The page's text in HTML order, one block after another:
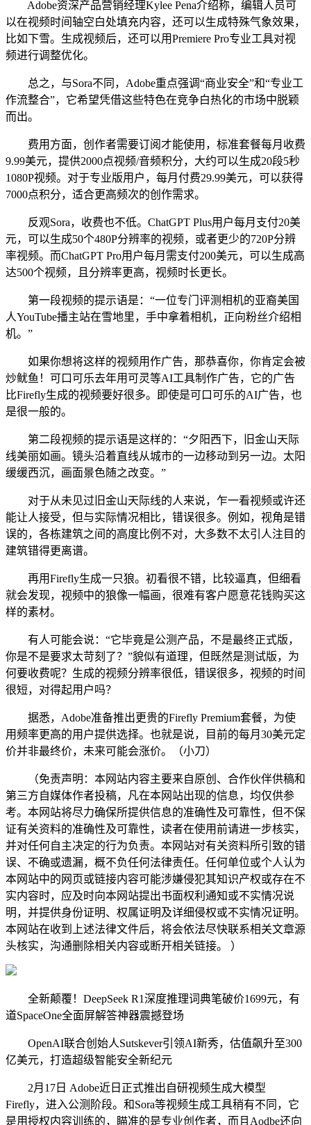
Adobe资深产品营销经理Kylee Pena介绍称，编辑人员可
以在视频时间轴空白处填充内容，还可以生成特殊气象效果，
比如下雪。生成视频后，还可以用Premiere Pro专业工具对视
频进行调整优化。
总之，与Sora不同，Adobe重点强调“商业安全”和“专业工
作流整合”，它希望凭借这些特色在竞争白热化的市场中脱颖
而出。
费用方面，创作者需要订阅才能使用，标准套餐每月收费
9.99美元，提供2000点视频/音频积分，大约可以生成20段5秒
1080P视频。对于专业版用户，每月付费29.99美元，可以获得
7000点积分，适合更高频次的创作需求。
反观Sora，收费也不低。ChatGPT Plus用户每月支付20美
元，可以生成50个480P分辨率的视频，或者更少的720P分辨
率视频。而ChatGPT Pro用户每月需支付200美元，可以生成高
达500个视频，且分辨率更高，视频时长更长。
第一段视频的提示语是：“一位专门评测相机的亚裔美国
人YouTube播主站在雪地里，手中拿着相机，正向粉丝介绍相
机。”
如果你想将这样的视频用作广告，那恭喜你，你肯定会被
炒鱿鱼！可口可乐去年用可灵等AI工具制作广告，它的广告
比Firefly生成的视频要好很多。即使是可口可乐的AI广告，也
是很一般的。
第二段视频的提示语是这样的：“夕阳西下，旧金山天际
线美丽如画。镜头沿着直线从城市的一边移动到另一边。太阳
缓缓西沉，画面景色随之改变。”
对于从未见过旧金山天际线的人来说，乍一看视频或许还
能让人接受，但与实际情况相比，错误很多。例如，视角是错
误的，各栋建筑之间的高度比例不对，大多数不太引人注目的
建筑错得更离谱。
再用Firefly生成一只狼。初看很不错，比较逼真，但细看
就会发现，视频中的狼像一幅画，很难有客户愿意花钱购买这
样的素材。
有人可能会说：“它毕竟是公测产品，不是最终正式版，
你是不是要求太苛刻了？”貌似有道理，但既然是测试版，为
何要收费呢？生成的视频分辨率很低，错误很多，视频的时间
很短，对得起用户吗？
据悉，Adobe准备推出更贵的Firefly Premium套餐，为使
用频率更高的用户提供选择。也就是说，目前的每月30美元定
价并非最终价，未来可能会涨价。（小刀）
（免责声明：本网站内容主要来自原创、合作伙伴供稿和
第三方自媒体作者投稿，凡在本网站出现的信息，均仅供参
考。本网站将尽力确保所提供信息的准确性及可靠性，但不保
证有关资料的准确性及可靠性，读者在使用前请进一步核实，
并对任何自主决定的行为负责。本网站对有关资料所引致的错
误、不确或遗漏，概不负任何法律责任。任何单位或个人认为
本网站中的网页或链接内容可能涉嫌侵犯其知识产权或存在不
实内容时，应及时向本网站提出书面权利通知或不实情况说
明，并提供身份证明、权属证明及详细侵权或不实情况证明。
本网站在收到上述法律文件后，将会依法尽快联系相关文章源
头核实，沟通删除相关内容或断开相关链接。 ）
全新颠覆！DeepSeek R1深度推理词典笔破价1699元，有
道SpaceOne全面屏解答神器震撼登场
OpenAI联合创始人Sutskever引领AI新秀，估值飙升至300
亿美元，打造超级智能安全新纪元
2月17日 Adobe近日正式推出自研视频生成大模型
Firefly，进入公测阶段。和Sora等视频生成工具稍有不同，它
是用授权内容训练的，瞄准的是专业创作者，而且Aodbe还向